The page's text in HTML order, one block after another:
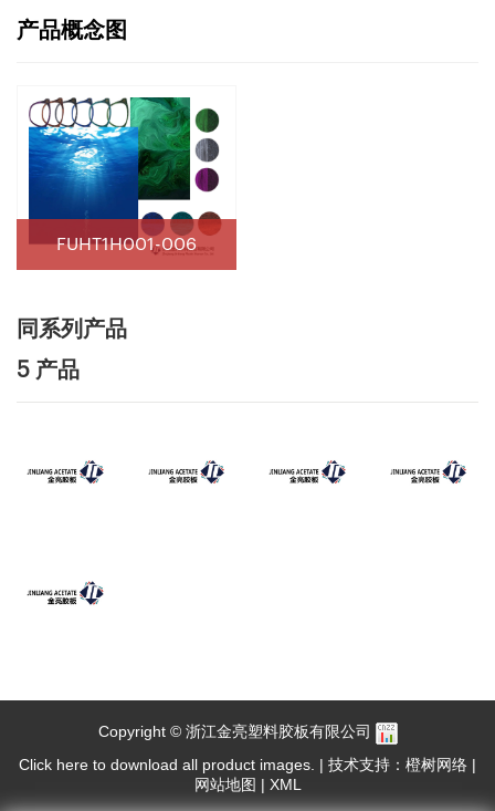
产品概念图
FUHT1H001-006
同系列产品
5 产品
Copyright © 浙江金亮塑料胶板有限公司
Click here to download all product images. | 技术支持：橙树网络 |
网站地图 | XML